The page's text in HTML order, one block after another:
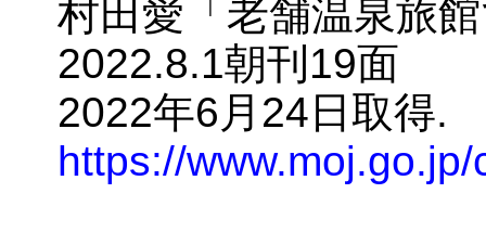
村田愛「老舗温泉旅
2022.8.1朝刊19面
2022年6月24日取得.
https://